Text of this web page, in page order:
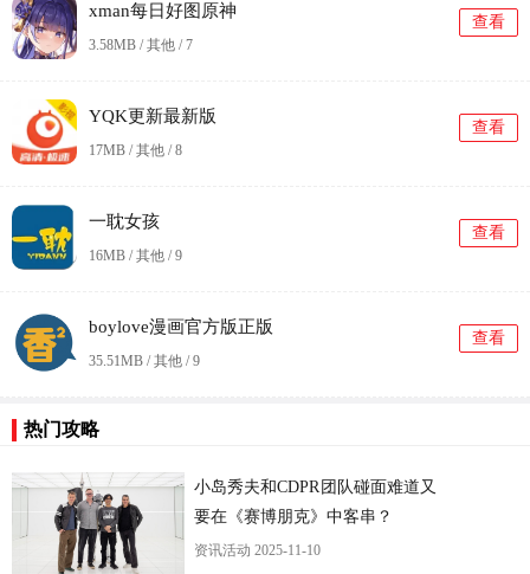
xman每日好图原神
3.58MB / 其他 /7
查看
YQK更新最新版
17MB / 其他 /8
查看
一耽女孩
16MB / 其他 /9
查看
boylove漫画官方版正版
35.51MB / 其他 /9
查看
热门攻略
小岛秀夫和CDPR团队碰面难道又
要在《赛博朋克》中客串？
资讯活动 2025-11-10